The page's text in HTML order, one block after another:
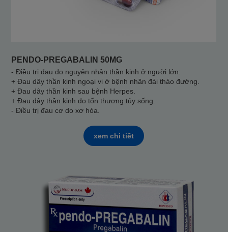
PENDO-PREGABALIN 50MG
- Điều trị đau do nguyên nhân thần kinh ở người lớn:
+ Đau dây thần kinh ngoại vi ở bệnh nhân đái tháo đường.
+ Đau dây thần kinh sau bệnh Herpes.
+ Đau dây thần kinh do tổn thương tủy sống.
- Điều trị đau cơ do xơ hóa.
xem chi tiết